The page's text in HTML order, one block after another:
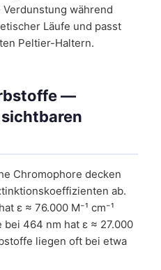
Verdunstung während
Läufe und passt
Peltier-Haltern.
—
Chromophore decken
ab.
ε ≈ 76.000 M⁻¹ cm⁻¹
464 nm hat ε ≈ 27.000
liegen oft bei etwa